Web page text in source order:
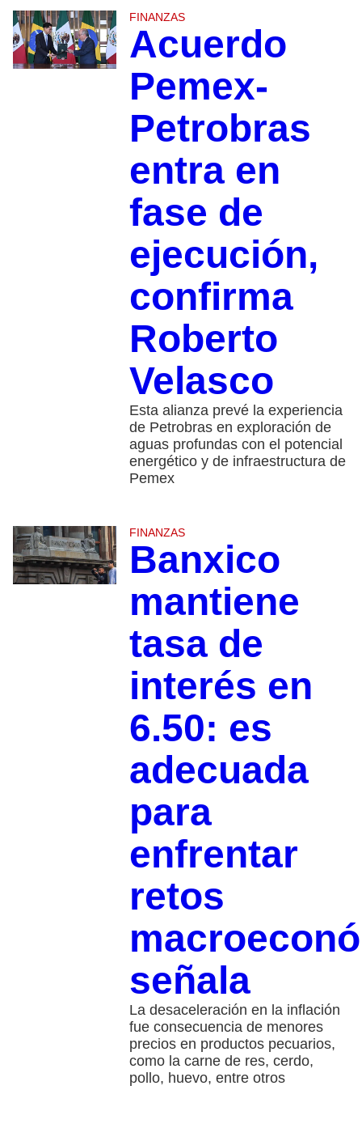
FINANZAS
Acuerdo
Pemex-
Petrobras
entra en
fase de
ejecución,
confirma
Roberto
Velasco
Esta alianza prevé la experiencia
de Petrobras en exploración de
aguas profundas con el potencial
energético y de infraestructura de
Pemex
FINANZAS
Banxico
mantiene
tasa de
interés en
6.50: es
adecuada
para
enfrentar
retos
señala
La desaceleración en la inflación
fue consecuencia de menores
precios en productos pecuarios,
como la carne de res, cerdo,
pollo, huevo, entre otros